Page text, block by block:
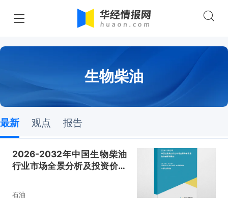
生物柴油
最新 观点 报告
2026-2032年中国生物柴油
行业市场全景分析及投资价值
石油